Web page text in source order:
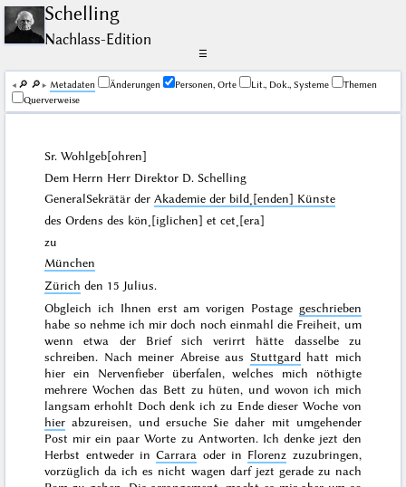
Schelling
Nachlass-Edition
☰
🔎︎ 🔎︎ Me­ta­da­ten Änderungen Personen, Orte Lit., Dok., Systeme
Themen
Querverweise
Sr. Wohlgeb[ohren]
Dem Herrn Herr Direktor D. Schelling
GeneralSekrätär derAkademie der bild˖[enden] Künste
des Ordens des kön˖[iglichen] et cet˖[era]
zu
München
Zürich den 15 Julius.
Obgleich ich Ihnen erst am vorigen Postage geschrieben
habe so nehme ich mir doch noch einmahl die Freiheit, um
wenn etwa der Brief sich verirrt hätte dasselbe zu
schreiben. Nach meiner Abreise aus Stuttgardhatt mich
hier ein Nervenfieber überfalen, welches mich nöthigte
mehrere Wochen das Bett zu hüten, und wovon ich mich
langsam erhohlt Doch denk ich zu Ende dieser Woche von
hier abzureisen, und ersuche Sie daher mit umgehender
Post mir ein paar Worte zu Antworten. Ich denke jezt den
Herbst entweder inCarrara oder in Florenz zuzubringen,
vorzüglich da ich es nicht wagen darf jezt gerade zu nach